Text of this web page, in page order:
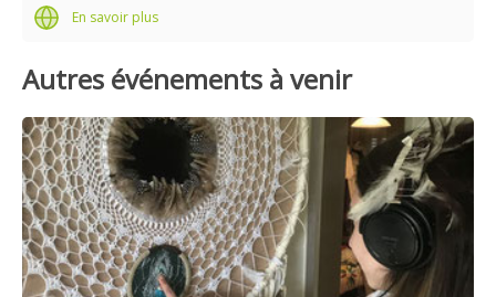
En savoir plus
Autres événements à venir